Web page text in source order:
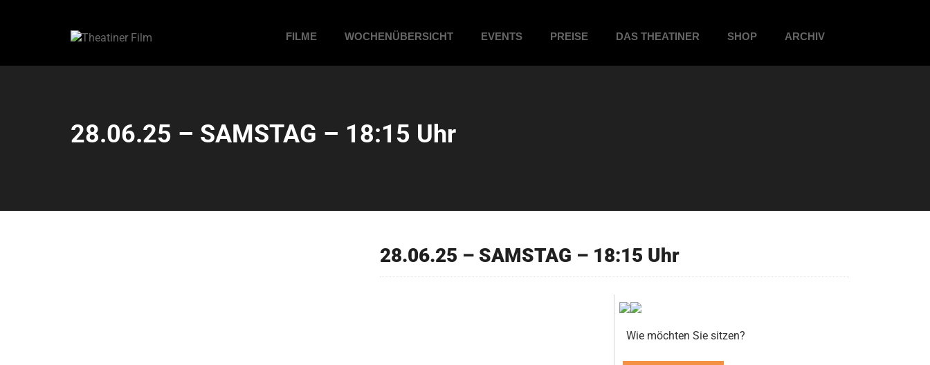
FILME WOCHENÜBERSICHT EVENTS PREISE DAS THEATINER SHOP ARCHIV
28.06.25 – SAMSTAG – 18:15 Uhr
28.06.25 – SAMSTAG – 18:15 Uhr
Wie möchten Sie sitzen?